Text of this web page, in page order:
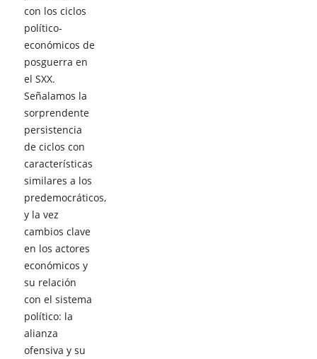
con los ciclos
político-
económicos de
posguerra en
el SXX.
Señalamos la
sorprendente
persistencia
de ciclos con
características
similares a los
predemocráticos,
y la vez
cambios clave
en los actores
económicos y
su relación
con el sistema
político: la
alianza
ofensiva y su